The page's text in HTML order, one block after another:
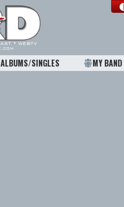
ALBUMS/SINGLES MY BAND